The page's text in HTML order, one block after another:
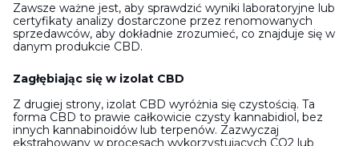
Zawsze ważne jest, aby sprawdzić wyniki laboratoryjne lub
certyfikaty analizy dostarczone przez renomowanych
sprzedawców, aby dokładnie zrozumieć, co znajduje się w
danym produkcie CBD.
Zagłębiając się w izolat CBD
Z drugiej strony, izolat CBD wyróżnia się czystością. Ta
forma CBD to prawie całkowicie czysty kannabidiol, bez
innych kannabinoidów lub terpenów. Zazwyczaj
ekstrahowany w procesach wykorzystujących CO2 lub